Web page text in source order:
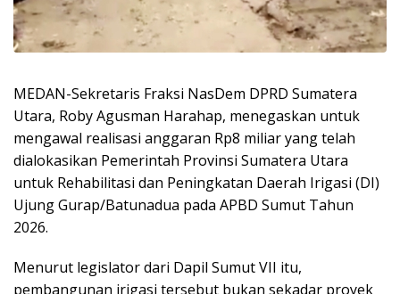
MEDAN-Sekretaris Fraksi NasDem DPRD Sumatera
Utara, Roby Agusman Harahap, menegaskan untuk
mengawal realisasi anggaran Rp8 miliar yang telah
dialokasikan Pemerintah Provinsi Sumatera Utara
untuk Rehabilitasi dan Peningkatan Daerah Irigasi (DI)
Ujung Gurap/Batunadua pada APBD Sumut Tahun
2026.
Menurut legislator dari Dapil Sumut VII itu,
pembangunan irigasi tersebut bukan sekadar proyek